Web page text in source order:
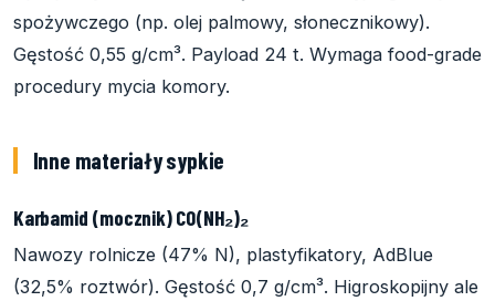
spożywczego (np. olej palmowy, słonecznikowy).
Gęstość 0,55 g/cm³. Payload 24 t. Wymaga food-grade
procedury mycia komory.
Inne materiały sypkie
Karbamid (mocznik) CO(NH₂)₂
Nawozy rolnicze (47% N), plastyfikatory, AdBlue
(32,5% roztwór). Gęstość 0,7 g/cm³. Higroskopijny ale